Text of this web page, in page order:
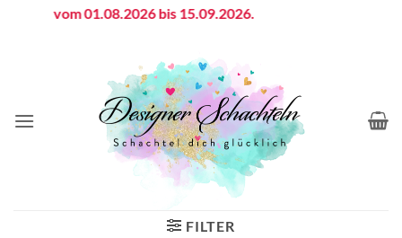
vom 01.08.2026 bis 15.09.2026.
FILTER